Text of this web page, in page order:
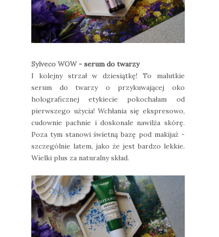
Sylveco WOW- serum do twarzy
I kolejny strzał w dziesiątkę! To malutkie
serum do twarzy o przykuwającej oko
holograficznej etykiecie pokochałam od
pierwszego użycia! Wchłania się ekspresowo,
cudownie pachnie i doskonale nawilża skórę.
Poza tym stanowi świetną bazę pod makijaż -
szczególnie latem, jako że jest bardzo lekkie.
Wielki plus za naturalny skład.